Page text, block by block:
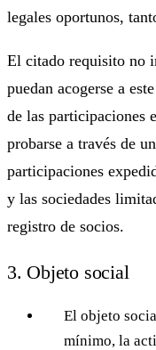
legales oportunos,
El citado requisito no
puedan acogerse a
de las participaciones
probarse a través de
participaciones
y las sociedades
registro de socios.
3. Objeto social
El objeto
mínimo, la